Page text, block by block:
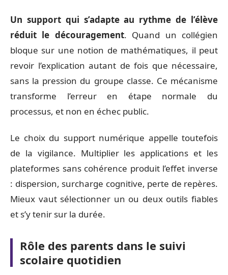
Un support qui s’adapte au rythme de l’élève
réduit le découragement. Quand un collégien
bloque sur une notion de mathématiques, il peut
revoir l’explication autant de fois que nécessaire,
sans la pression du groupe classe. Ce mécanisme
transforme l’erreur en étape normale du
processus, et non en échec public.
Le choix du support numérique appelle toutefois
de la vigilance. Multiplier les applications et les
plateformes sans cohérence produit l’effet inverse
: dispersion, surcharge cognitive, perte de repères.
Mieux vaut sélectionner un ou deux outils fiables
et s’y tenir sur la durée.
Rôle des parents dans le suivi
scolaire quotidien